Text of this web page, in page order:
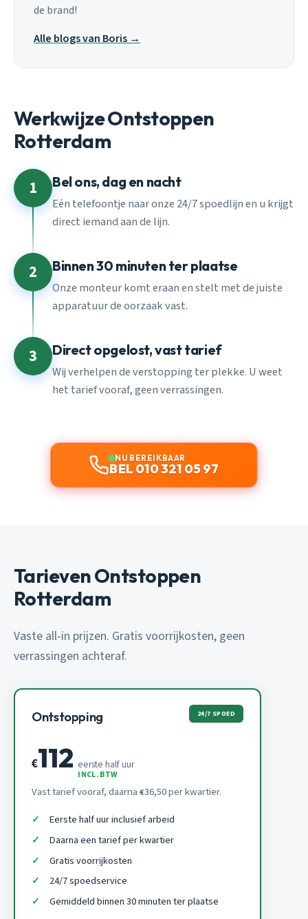
de brand!
Alle blogs van Boris →
Werkwijze Ontstoppen
Rotterdam
1 Bel ons, dag en nacht
Eén telefoontje naar onze 24/7 spoedlijn en u krijgt
direct iemand aan de lijn.
2 Binnen 30 minuten ter plaatse
Onze monteur komt eraan en stelt met de juiste
apparatuur de oorzaak vast.
3 Direct opgelost, vast tarief
Wij verhelpen de verstopping ter plekke. U weet
het tarief vooraf, geen verrassingen.
NU BEREIKBAAR
BEL 010 321 05 97
Tarieven Ontstoppen
Rotterdam
Vaste all-in prijzen. Gratis voorrijkosten, geen
verrassingen achteraf.
Ontstopping 24/7 SPOED
€112 eerste half uur
INCL. BTW
Vast tarief vooraf, daarna €36,50 per kwartier.
Eerste half uur inclusief arbeid
Daarna een tarief per kwartier
Gratis voorrijkosten
24/7 spoedservice
Gemiddeld binnen 30 minuten ter plaatse